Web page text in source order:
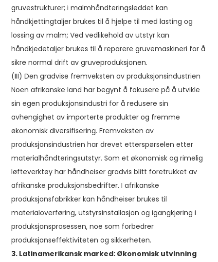
gruvestrukturer; i malmhåndteringsleddet kan
håndkjettingtaljer brukes til å hjelpe til med lasting og
lossing av malm; Ved vedlikehold av utstyr kan
håndkjedetaljer brukes til å reparere gruvemaskineri for å
sikre normal drift av gruveproduksjonen.
(III) Den gradvise fremveksten av produksjonsindustrien
Noen afrikanske land har begynt å fokusere på å utvikle
sin egen produksjonsindustri for å redusere sin
avhengighet av importerte produkter og fremme
økonomisk diversifisering. Fremveksten av
produksjonsindustrien har drevet etterspørselen etter
materialhåndteringsutstyr. Som et økonomisk og rimelig
løfteverktøy har håndheiser gradvis blitt foretrukket av
afrikanske produksjonsbedrifter. I afrikanske
produksjonsfabrikker kan håndheiser brukes til
materialoverføring, utstyrsinstallasjon og igangkjøring i
produksjonsprosessen, noe som forbedrer
produksjonseffektiviteten og sikkerheten.
3. Latinamerikansk marked: Økonomisk utvinning